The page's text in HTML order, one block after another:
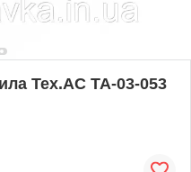
Tex.AC ТА-03-053